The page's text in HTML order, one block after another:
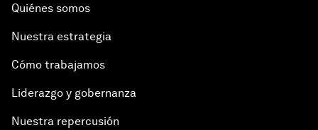
Quiénes somos
Nuestra estrategia
Cómo trabajamos
Liderazgo y gobernanza
Nuestra repercusión